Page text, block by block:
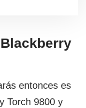
entonces es
Torch 9800 y